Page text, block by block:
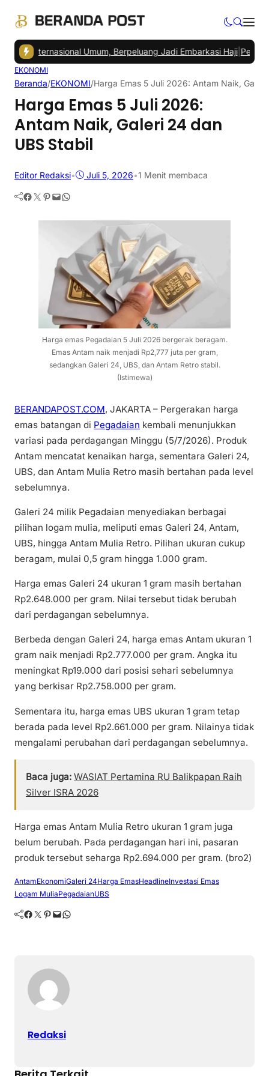
Internasional Umum, Berpeluang Jadi Embarkasi Haji |Pedagang
EKONOMI
Beranda/EKONOMI/Harga Emas 5 Juli 2026: Antam Naik,
Harga Emas 5 Juli 2026:
Antam Naik, Galeri 24 dan
UBS Stabil
Editor Redaksi• Juli 5, 2026•1 Menit membaca
Facebook Twitter Pinterest Mail WhatsApp
Harga emas Pegadaian 5 Juli 2026 bergerak beragam.
Emas Antam naik menjadi Rp2,777 juta per gram,
sedangkan Galeri 24, UBS, dan Antam Retro stabil.
(Istimewa)
BERANDAPOST.COM, JAKARTA – Pergerakan harga
emas batangan di Pegadaian kembali menunjukkan
variasi pada perdagangan Minggu (5/7/2026). Produk
Antam mencatat kenaikan harga, sementara Galeri 24,
UBS, dan Antam Mulia Retro masih bertahan pada level
sebelumnya.
Galeri 24 milik Pegadaian menyediakan berbagai
pilihan logam mulia, meliputi emas Galeri 24, Antam,
UBS, hingga Antam Mulia Retro. Pilihan ukuran cukup
beragam, mulai 0,5 gram hingga 1.000 gram.
Harga emas Galeri 24 ukuran 1 gram masih bertahan
Rp2.648.000 per gram. Nilai tersebut tidak berubah
dari perdagangan sebelumnya.
Berbeda dengan Galeri 24, harga emas Antam ukuran 1
gram naik menjadi Rp2.777.000 per gram. Angka itu
meningkat Rp19.000 dari posisi sehari sebelumnya
yang berkisar Rp2.758.000 per gram.
Sementara itu, harga emas UBS ukuran 1 gram tetap
berada pada level Rp2.661.000 per gram. Nilainya tidak
mengalami perubahan dari perdagangan sebelumnya.
Baca juga: WASIAT Pertamina RU Balikpapan Raih
Silver ISRA 2026
Harga emas Antam Mulia Retro ukuran 1 gram juga
belum berubah. Pada perdagangan hari ini, pasaran
produk tersebut seharga Rp2.694.000 per gram. (bro2)
AntamEkonomiGaleri 24Harga EmasHeadlineInvestasi Emas
Logam MuliaPegadaianUBS
Facebook Twitter Pinterest Mail WhatsApp
Redaksi